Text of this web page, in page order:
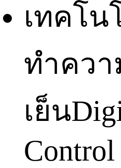
เทคโน
ทำควา
เย็น
Control